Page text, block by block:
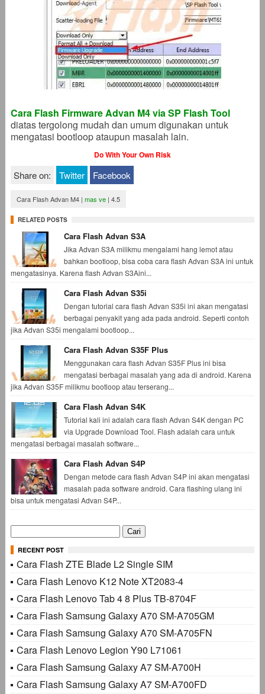
Cara Flash Firmware Advan M4 via SP Flash Tool
diatas tergolong mudah dan umum digunakan untuk
mengatasi bootloop ataupun masalah lain.
Do With Your Own Risk
Share on: Twitter Facebook
Cara Flash Advan M4| mas ve | 4.5
RELATED POSTS
Cara Flash Advan S3A
Jika Advan S3A milikmu mengalami hang lemot atau
bahkan bootloop, bisa coba cara flash Advan S3A ini untuk
mengatasinya. Karena flash Advan S3Aini...
Cara Flash Advan S35i
Dengan tutorial cara flash Advan S35i ini akan mengatasi
berbagai penyakit yang ada pada android. Seperti contoh
jika Advan S35i mengalami bootloop...
Cara Flash Advan S35F Plus
Menggunakan cara flash Advan S35F Plus ini bisa
mengatasi berbagai masalah yang ada di android. Karena
jika Advan S35F milikmu bootloop atau terserang...
Cara Flash Advan S4K
Tutorial kali ini adalah cara flash Advan S4K dengan PC
via Upgrade Download Tool. Flash adalah cara untuk
mengatasi berbagai masalah software...
Cara Flash Advan S4P
Dengan metode cara flash Advan S4P ini akan mengatasi
masalah pada software android. Cara flashing ulang ini
bisa untuk mengatasi Advan S4P...
Cari
untuk:
RECENT POST
Cara Flash ZTE Blade L2 Single SIM
Cara Flash Lenovo K12 Note XT2083-4
Cara Flash Lenovo Tab 4 8 Plus TB-8704F
Cara Flash Samsung Galaxy A70 SM-A705GM
Cara Flash Samsung Galaxy A70 SM-A705FN
Cara Flash Lenovo Legion Y90 L71061
Cara Flash Samsung Galaxy A7 SM-A700H
Cara Flash Samsung Galaxy A7 SM-A700FD